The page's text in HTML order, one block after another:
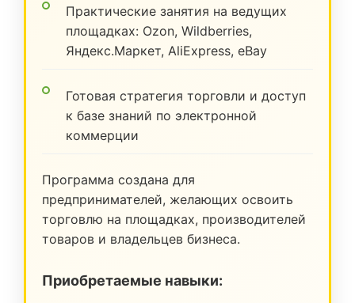
Практические занятия на ведущих
площадках: Ozon, Wildberries,
Яндекс.Маркет, AliExpress, eBay
Готовая стратегия торговли и доступ
к базе знаний по электронной
коммерции
Программа создана для
предпринимателей, желающих освоить
торговлю на площадках, производителей
товаров и владельцев бизнеса.
Приобретаемые навыки: